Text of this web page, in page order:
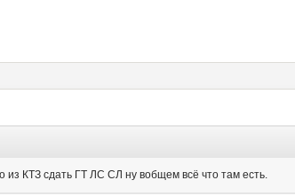
из КТЗ сдать ГТ ЛС СЛ ну вобщем всё что там есть.